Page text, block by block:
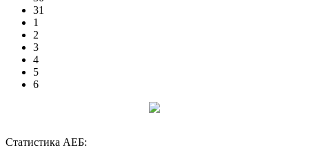
31
1
2
3
4
5
6
Статистика АЕБ: